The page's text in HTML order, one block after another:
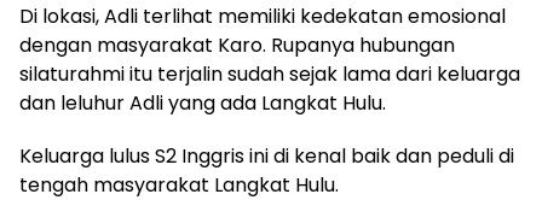
Di lokasi, Adli terlihat memiliki kedekatan emosional
dengan masyarakat Karo. Rupanya hubungan
silaturahmi itu terjalin sudah sejak lama dari keluarga
dan leluhur Adli yang ada Langkat Hulu.
Keluarga lulus S2 Inggris ini di kenal baik dan peduli di
tengah masyarakat Langkat Hulu.